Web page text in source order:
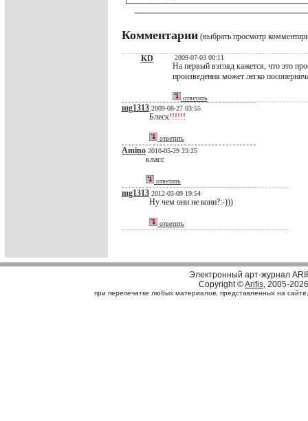
Комментарии (выбрать просмотр
KD 2009-07-03 00:11
На первый взгляд кажется, что это
произведения может легко
ответить
mg1313 2009-08-27 03:55
Блеск!!!!!!
ответить
Amino 2010-05-29 23:25
класс
ответить
mg1313 2012-03-09 19:54
Ну чем они не кони?:-)))
ответить
Электронный арт-журнал
Copyright ©Arifis, 2005-2026
при перепечатке любых материалов, представленных на